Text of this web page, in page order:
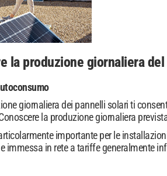
la produzione giornaliera
giornaliera dei pannelli solari ti
la produzione giornaliera
importante per le
immessa in rete a tariffe generalmente